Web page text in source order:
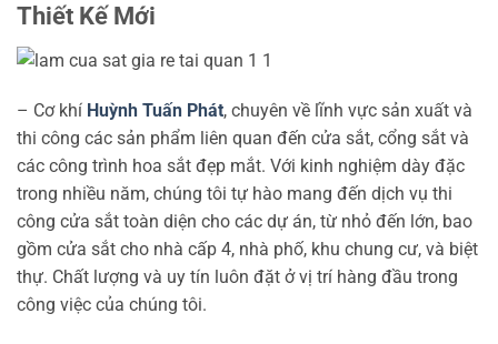
Thiết Kế Mới
– Cơ khí Huỳnh Tuấn Phát, chuyên về lĩnh vực sản xuất và
thi công các sản phẩm liên quan đến cửa sắt, cổng sắt và
các công trình hoa sắt đẹp mắt. Với kinh nghiệm dày đặc
trong nhiều năm, chúng tôi tự hào mang đến dịch vụ thi
công cửa sắt toàn diện cho các dự án, từ nhỏ đến lớn, bao
gồm cửa sắt cho nhà cấp 4, nhà phố, khu chung cư, và biệt
thự. Chất lượng và uy tín luôn đặt ở vị trí hàng đầu trong
công việc của chúng tôi.